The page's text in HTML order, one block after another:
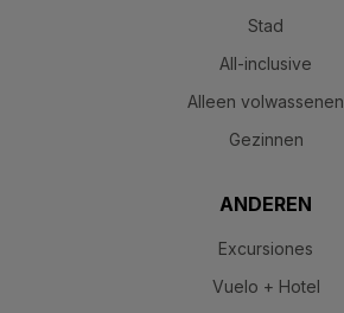
Stad
All-inclusive
Alleen volwassenen
Gezinnen
ANDEREN
Excursiones
Vuelo + Hotel